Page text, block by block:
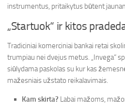
instrumentus, pritaikytus būtent
„Startuok“ ir kitos
Tradiciniai komerciniai bankai retai
trumpiau nei dvejus metus. „Invega“
siūlydama paskolas su kur kas
mažesniais užstato reikalavimais.
Kam skirta? Labai mažoms,